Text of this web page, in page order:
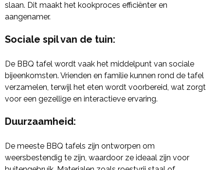
slaan. Dit maakt het kookproces efficiënter en
aangenamer.
Sociale spil van de tuin:
De BBQ tafel wordt vaak het middelpunt van sociale
bijeenkomsten. Vrienden en familie kunnen rond de tafel
verzamelen, terwijl het eten wordt voorbereid, wat zorgt
voor een gezellige en interactieve ervaring.
Duurzaamheid:
De meeste BBQ tafels zijn ontworpen om
weersbestendig te zijn, waardoor ze ideaal zijn voor